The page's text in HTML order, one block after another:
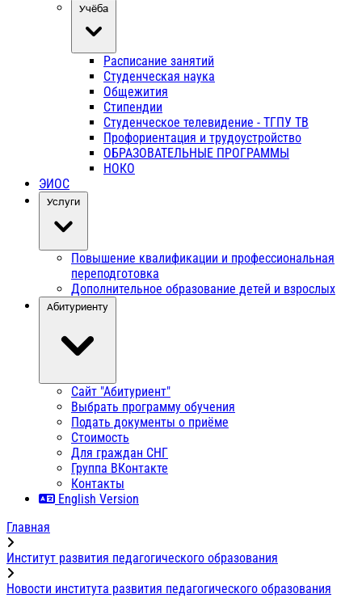
Учёба
Расписание занятий
Студенческая наука
Общежития
Стипендии
Студенческое телевидение - ТГПУ ТВ
Профориентация и трудоустройство
ОБРАЗОВАТЕЛЬНЫЕ ПРОГРАММЫ
НОКО
ЭИОС
Услуги
Повышение квалификации и профессиональная
переподготовка
Дополнительное образование детей и взрослых
Абитуриенту
Сайт "Абитуриент"
Выбрать программу обучения
Подать документы о приёме
Стоимость
Для граждан СНГ
Группа ВКонтакте
Контакты
English Version
Главная
Институт развития педагогического образования
Новости института развития педагогического образования